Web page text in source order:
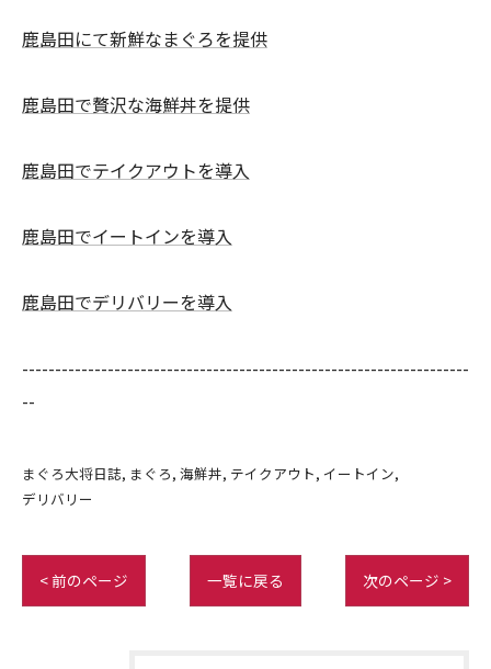
鹿島田にて新鮮なまぐろを提供
鹿島田で贅沢な海鮮丼を提供
鹿島田でテイクアウトを導入
鹿島田でイートインを導入
鹿島田でデリバリーを導入
--------------------------------------------------------------------
--
まぐろ大将日誌 まぐろ 海鮮丼 テイクアウト イートイン
デリバリー
< 前のページ 一覧に戻る 次のページ >